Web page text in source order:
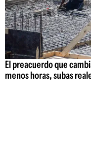
El preacuerdo que
menos horas, subas